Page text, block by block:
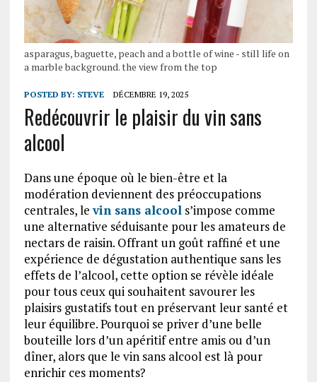
asparagus, baguette, peach and a bottle of wine - still life on
a marble background. the view from the top
POSTED BY: STEVE DÉCEMBRE 19, 2025
Redécouvrir le plaisir du vin sans
alcool
Dans une époque où le bien-être et la
modération deviennent des préoccupations
centrales, levin sans alcools’impose comme
une alternative séduisante pour les amateurs de
nectars de raisin. Offrant un goût raffiné et une
expérience de dégustation authentique sans les
effets de l’alcool, cette option se révèle idéale
pour tous ceux qui souhaitent savourer les
plaisirs gustatifs tout en préservant leur santé et
leur équilibre. Pourquoi se priver d’une belle
bouteille lors d’un apéritif entre amis ou d’un
dîner, alors que le vin sans alcool est là pour
enrichir ces moments?